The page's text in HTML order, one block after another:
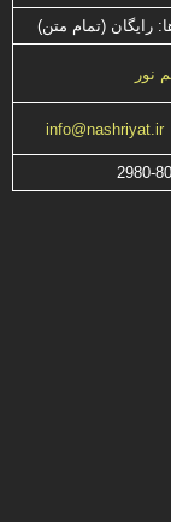
رایگان (تمام متن)
نور
info@nashriyat.ir
2980-